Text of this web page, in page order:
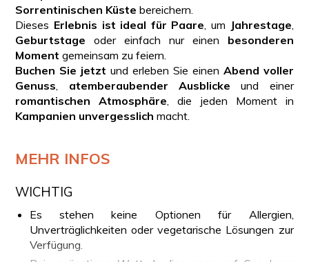
Sorrentinischen Küste bereichern.
Dieses Erlebnis ist ideal für Paare , um Jahrestage
Geburtstage oder einfach nur einen besonderen
Moment gemeinsam zu feiern.
Buchen Sie jetzt und erleben Sie einen Abend voller
Genuss
atemberaubender Ausblicke und einer
romantischen Atmosphäre , die jeden Moment in
Kampanien unvergesslich macht.
MEHR INFOS
WICHTIG
Es stehen keine Optionen für Allergien,
Unverträglichkeiten oder vegetarische Lösungen zur
Verfügung.